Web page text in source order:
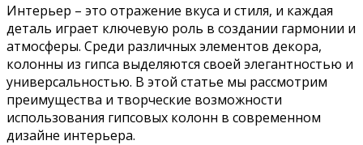
Интерьер – это отражение вкуса и стиля, и каждая
деталь играет ключевую роль в создании гармонии и
атмосферы. Среди различных элементов декора,
колонны из гипса выделяются своей элегантностью и
универсальностью. В этой статье мы рассмотрим
преимущества и творческие возможности
использования гипсовых колонн в современном
дизайне интерьера.